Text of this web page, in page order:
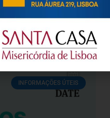
INFORMAÇÕES ÚTEIS